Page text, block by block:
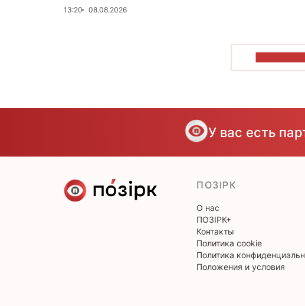
13:20 08.08.2026
У вас есть
ПОЗІРК
О нас
ПОЗІРК+
Контакты
Политика cookie
Политика
Положения и условия